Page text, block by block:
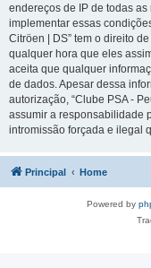
endereços de IP de todas
implementar essas
Citröen | DS” tem o direito
qualquer hora que eles
aceita que qualquer
de dados. Apesar dessa
autorização, “Clube PSA -
assumir a responsabilidade
intromissão forçada e ilegal
Principal Home
Powered by